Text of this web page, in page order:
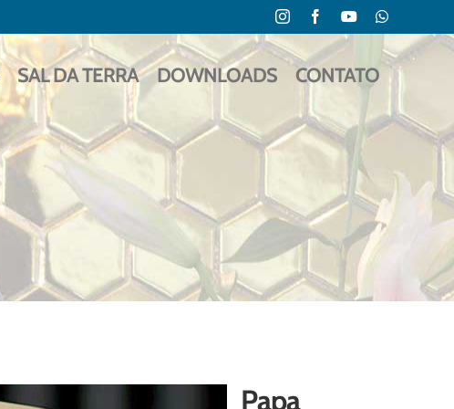
InstagramFacebookYouTubeWhatsApp
SAL DA TERRA DOWNLOADS CONTATO
Papa